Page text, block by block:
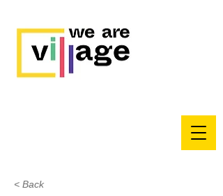
< Back